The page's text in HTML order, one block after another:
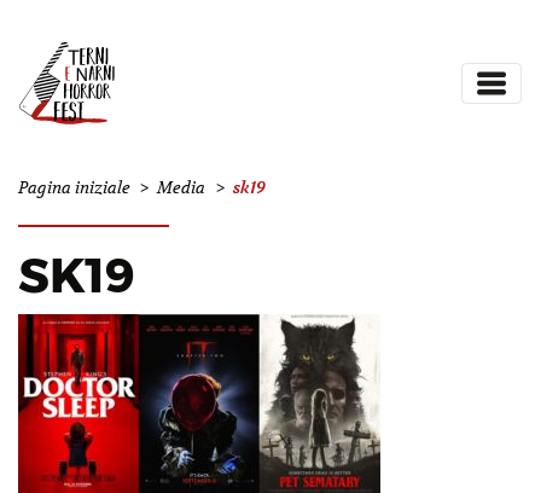
Pagina iniziale > Media > sk19
SK19